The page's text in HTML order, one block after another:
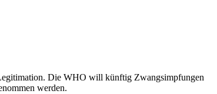
Die WHO will künftig Zwangsimpfungen
werden.